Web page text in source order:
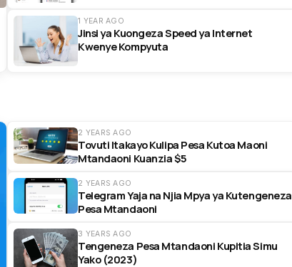
1 YEAR AGO
Jinsi ya Kuongeza Speed ya Internet
Kwenye Kompyuta
2 YEARS AGO
Tovuti Itakayo Kulipa Pesa Kutoa Maoni
Mtandaoni Kuanzia $5
2 YEARS AGO
Telegram Yaja na Njia Mpya ya Kutengeneza
Pesa Mtandaoni
3 YEARS AGO
Tengeneza Pesa Mtandaoni Kupitia Simu
Yako (2023)